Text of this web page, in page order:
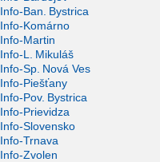
Info-Ban. Bystrica
Info-Komárno
Info-Martin
Info-L. Mikuláš
Info-Sp. Nová Ves
Info-Piešťany
Info-Pov. Bystrica
Info-Prievidza
Info-Slovensko
Info-Trnava
Info-Zvolen